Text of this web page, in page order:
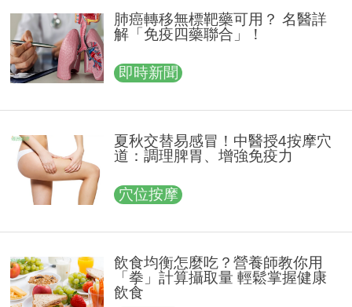
肺癌轉移無標靶藥可用？ 名醫詳
解「免疫四藥聯合」！
即時新聞
夏秋交替易感冒！中醫授4按摩穴
道：調理脾胃、增強免疫力
穴位按摩
飲食均衡怎麼吃？營養師教你用
「拳」計算攝取量 輕鬆掌握健康
飲食